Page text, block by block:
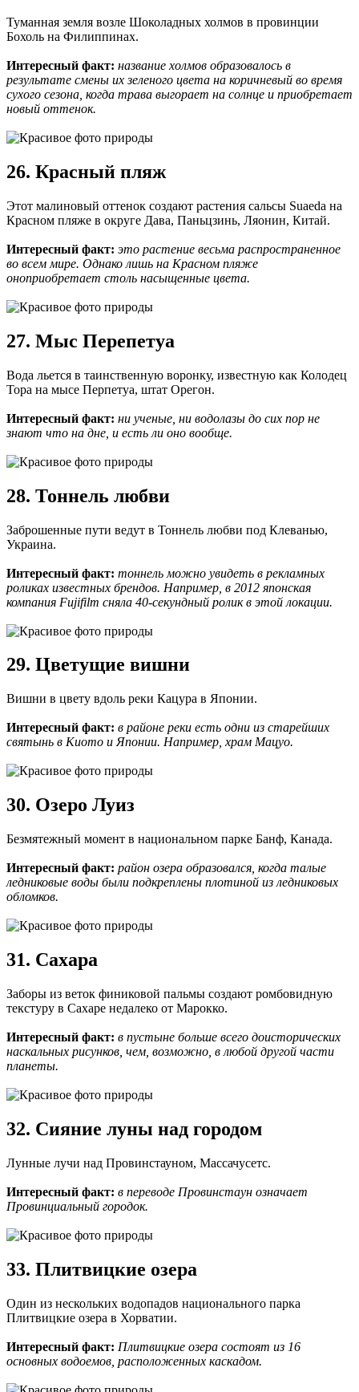
Туманная земля возле Шоколадных холмов в провинции
Бохоль на Филиппинах.
Интересный факт: название холмов образовалось в
результате смены их зеленого цвета на коричневый во время
сухого сезона, когда трава выгорает на солнце и приобретает
новый оттенок.
26. Красный пляж
Этот малиновый оттенок создают растения сальсы Suaeda на
Красном пляже в округе Дава, Паньцзинь, Ляонин, Китай.
Интересный факт: это растение весьма распространенное
во всем мире. Однако лишь на Красном пляже
оноприобретает столь насыщенные цвета.
27. Мыс Перепетуа
Вода льется в таинственную воронку, известную как Колодец
Тора на мысе Перпетуа, штат Орегон.
Интересный факт: ни ученые, ни водолазы до сих пор не
знают что на дне, и есть ли оно вообще.
28. Тоннель любви
Заброшенные пути ведут в Тоннель любви под Клеванью,
Украина.
Интересный факт: тоннель можно увидеть в рекламных
роликах известных брендов. Например, в 2012 японская
компания Fujifilm сняла 40-секундный ролик в этой локации.
29. Цветущие вишни
Вишни в цвету вдоль реки Кацура в Японии.
Интересный факт: в районе реки есть одни из старейших
святынь в Киото и Японии. Например, храм Мацуо.
30. Озеро Луиз
Безмятежный момент в национальном парке Банф, Канада.
Интересный факт: район озера образовался, когда талые
ледниковые воды были подкреплены плотиной из ледниковых
обломков.
31. Сахара
Заборы из веток финиковой пальмы создают ромбовидную
текстуру в Сахаре недалеко от Марокко.
Интересный факт: в пустыне больше всего доисторических
наскальных рисунков, чем, возможно, в любой другой части
планеты.
32. Сияние луны над городом
Лунные лучи над Провинстауном, Массачусетс.
Интересный факт: в переводе Провинстаун означает
Провинциальный городок.
33. Плитвицкие озера
Один из нескольких водопадов национального парка
Плитвицкие озера в Хорватии.
Интересный факт: Плитвицкие озера состоят из 16
основных водоемов, расположенных каскадом.